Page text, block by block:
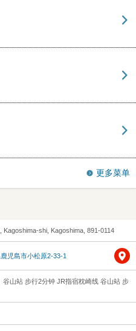
更多菜单
Kagoshima-shi, Kagoshima, 891-0114
児島市小松原2-33-1
谷山站 步行2分钟 JR指宿枕崎线 谷山站 步